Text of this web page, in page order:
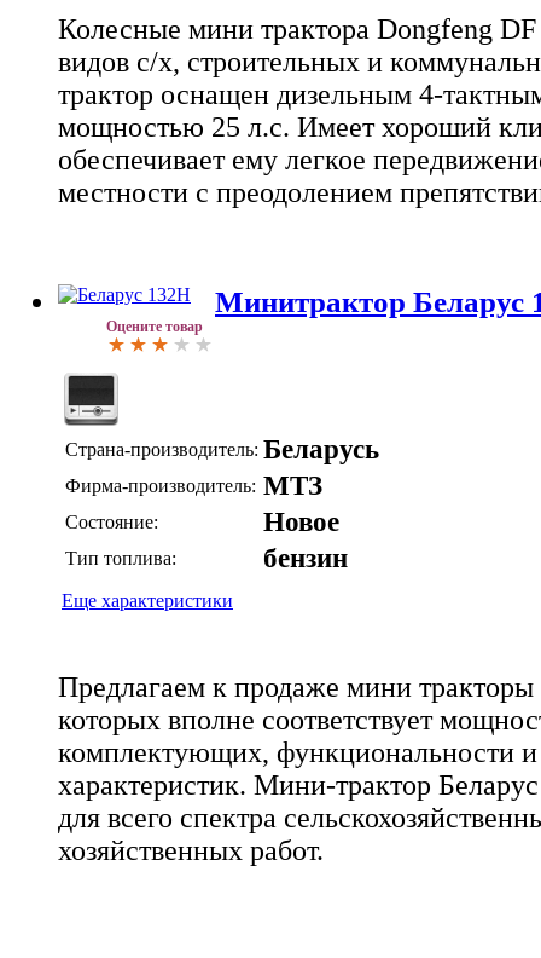
Колесные мини трактора Dongfeng DF
видов с/х, строительных и
трактор оснащен дизельным 4-
мощностью 25 л.с. Имеет хороший
обеспечивает ему легкое
местности с преодолением
Оцените товар
Минитрактор Беларус
Страна-производитель: Беларусь
Фирма-производитель: МТЗ
Состояние: Новое
Тип топлива: бензин
Еще характеристики
Предлагаем к продаже мини тракторы
которых вполне соответствует
комплектующих, функциональности и
характеристик. Мини-трактор
для всего спектра
хозяйственных работ.